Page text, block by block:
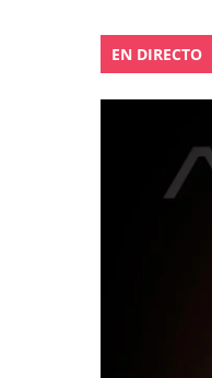
EN DIRECTO